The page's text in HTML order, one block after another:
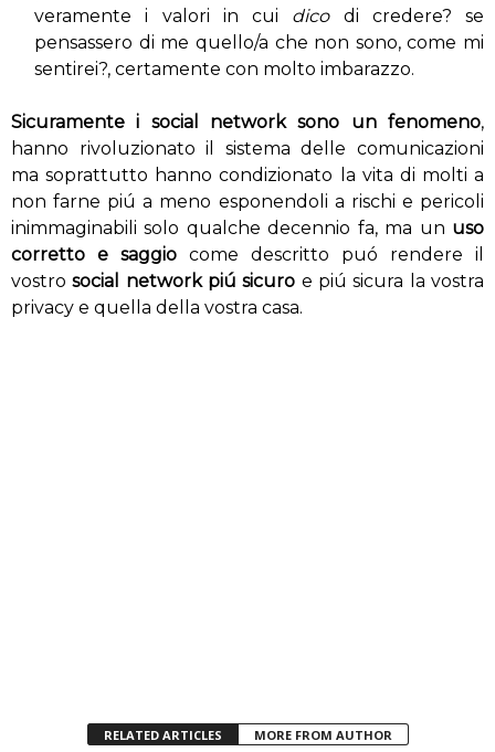
veramente i valori in cui dicodi credere? se
pensassero di me quello/a che non sono, come mi
sentirei?, certamente con molto imbarazzo.
Sicuramente i social network sono un fenomeno,
hanno rivoluzionato il sistema delle comunicazioni
ma soprattutto hanno condizionato la vita di molti a
non farne piú a meno esponendoli a rischi e pericoli
inimmaginabili solo qualche decennio fa, ma un uso
corretto e saggio come descritto puó rendere il
vostrosocial network piú sicuro e piú sicura la vostra
privacy e quella della vostra casa.
RELATED ARTICLES MORE FROM AUTHOR